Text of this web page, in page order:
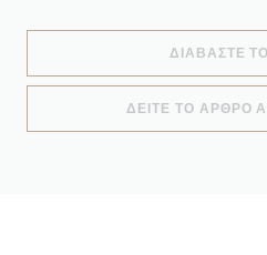
ΔΙΑΒΆΣΤΕ
ΔΕΊΤΕ ΤΟ ΆΡΘΡΟ